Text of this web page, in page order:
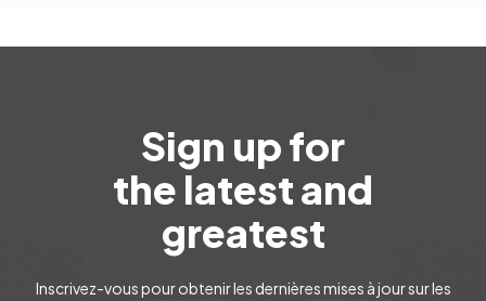
Sign up for
the latest and
greatest
Inscrivez-vous pour obtenir les dernières mises à jour sur les